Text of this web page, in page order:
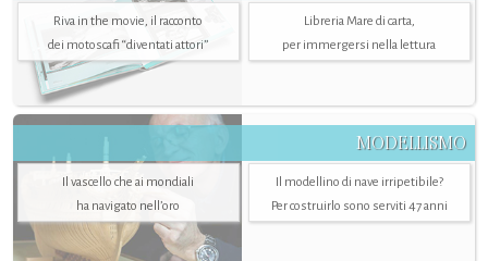
Riva in the movie, il racconto
dei motoscafi “diventati attori”
Libreria Mare di carta,
per immergersi nella lettura
MODELLISMO
Il vascello che ai mondiali
ha navigato nell’oro
Il modellino di nave irripetibile?
Per costruirlo sono serviti 47 anni